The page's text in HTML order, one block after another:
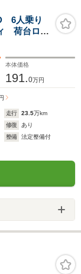
6人乗り
荷台ロー
V6エン
本体価格
191.0万円
走行 23.5万km
修復
あり
整備
法定整備付